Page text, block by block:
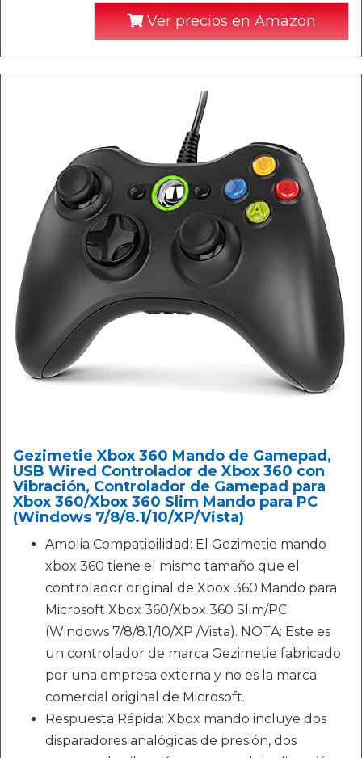
Ver precios en Amazon
Gezimetie Xbox 360 Mando de Gamepad,
USB Wired Controlador de Xbox 360 con
Vibración, Controlador de Gamepad para
Xbox 360/Xbox 360 Slim Mando para PC
(Windows 7/8/8.1/10/XP/Vista)
Amplia Compatibilidad: El Gezimetie mando
xbox 360 tiene el mismo tamaño que el
controlador original de Xbox 360.Mando para
Microsoft Xbox 360/Xbox 360 Slim/PC
(Windows 7/8/8.1/10/XP /Vista). NOTA: Este es
un controlador de marca Gezimetie fabricado
por una empresa externa y no es la marca
comercial original de Microsoft.
Respuesta Rápida: Xbox mando incluye dos
disparadores analógicas de presión, dos